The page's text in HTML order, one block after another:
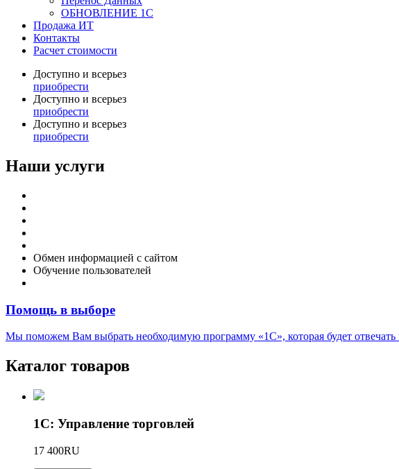
ОБНОВЛЕНИЕ 1С
Продажа ИТ
Контакты
Расчет стоимости
Доступно и всерьез
приобрести
Доступно и всерьез
приобрести
Доступно и всерьез
приобрести
Наши услуги
Обмен информацией с сайтом
Обучение пользователей
Помощь в выборе
Мы поможем Вам выбрать необходимую программу «1С», которая будет отвечать
Каталог товаров
1С: Управление торговлей
17 400RU